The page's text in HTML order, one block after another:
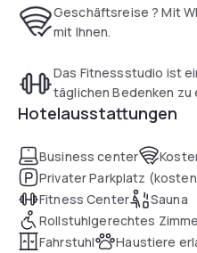
Geschäftsreise ? Mit
mit Ihnen.
Das Fitnessstudio ist
täglichen Bedenken zu
Hotelausstattungen
Business center
Privater Parkplatz
Fitness Center
Sauna
Rollstuhlgerechtes
Fahrstuhl
Haustiere